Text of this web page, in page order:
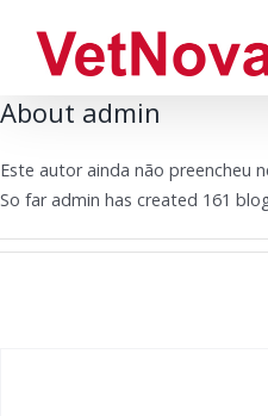
content
About admin
Este autor ainda não preencheu
So far admin has created 161